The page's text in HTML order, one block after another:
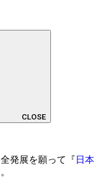
CLOSE
発展を願って『 日本